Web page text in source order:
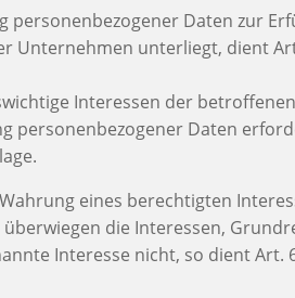
personenbezogener Daten zur
Unternehmen unterliegt, dient
Interessen der
personenbezogener Daten
eines berechtigten
die Interessen,
Interesse nicht, so dient Art.